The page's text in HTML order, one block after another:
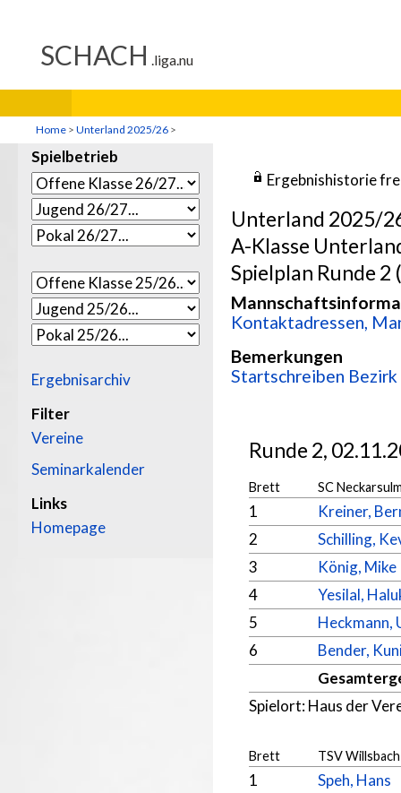
Home > Unterland 2025/26 >
Spielbetrieb
Ergebnisarchiv
Filter
Vereine
Seminarkalender
Links
Homepage
Ergebnishistorie
Unterland 2025/
A-Klasse
Spielplan Runde 2
Kontaktadressen,
Bemerkungen
Startschreiben
Runde 2,
Brett SC
1
Kreiner,
2
Schilling,
3
König, Mike
4
Yesilal,
5
Heckmann,
6
Bender,
Spielort: Haus der
Brett TSV
1
Speh, Hans